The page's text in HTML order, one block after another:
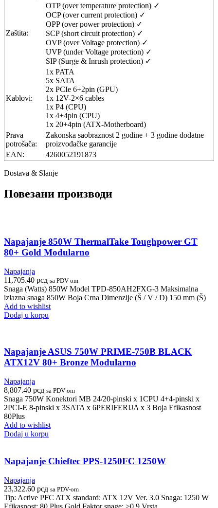
Zaštita:
OTP (over temperature protection) ✓
OCP (over current protection) ✓
OPP (over power protection) ✓
SCP (short circuit protection) ✓
OVP (over Voltage protection) ✓
UVP (under Voltage protection) ✓
SIP (Surge & Inrush protection) ✓
Kablovi:
1x PATA
5x SATA
2x PCIe 6+2pin (GPU)
1x 12V-2×6 cables
1x P4 (CPU)
1x 4+4pin (CPU)
1x 20+4pin (ATX-Motherboard)
Prava
potrošača:
Zakonska saobraznost 2 godine + 3 godine dodatne
proizvođačke garancije
EAN:
4260052191873
Dostava & Slanje
Повезани производи
Napajanje 850W ThermalTake Toughpower GT
80+ Gold Modularno
Napajanja
11,705.40 рсд sa PDV-om
Snaga (Watts) 850W Model TPD-850AH2FXG-3 Maksimalna
izlazna snaga 850W Boja Crna Dimenzije (Š / V / D) 150 mm (Š)
Add to wishlist
Dodaj u korpu
Napajanje ASUS 750W PRIME-750B BLACK
ATX12V 80+ Bronze Modularno
Napajanja
8,807.40 рсд sa PDV-om
Snaga 750W Konektori MB 24/20-pinski x 1CPU 4+4-pinski x
2PCI-E 8-pinski x 3SATA x 6PERIFERIJA x 3 Boja Efikasnost
80Plus
Add to wishlist
Dodaj u korpu
Napajanje Chieftec PPS-1250FC 1250W
Napajanja
23,322.60 рсд sa PDV-om
Tip: Active PFC ATX standard: ATX 12V Ver. 3.0 Snaga: 1250 W
Efikasnost: 80 Plus Gold Faktor snage: >0.9 Vrsta